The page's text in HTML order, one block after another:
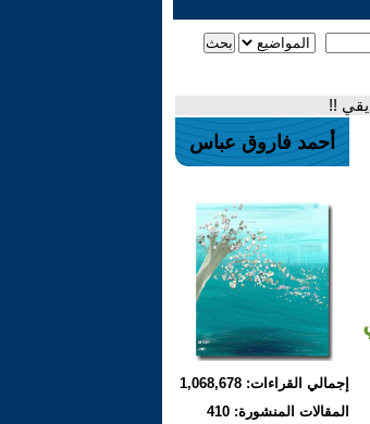
!!
أحمد فاروق عباس
إجمالي القراءات: 1,068,678
المقالات المنشورة: 410